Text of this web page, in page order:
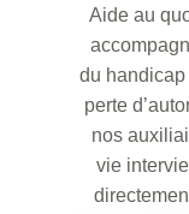
Aide au
du handicap
perte
nos
vie